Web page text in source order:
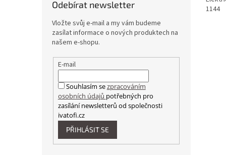
Odebírat newsletter
Vložte svůj e-mail a my vám budeme
zasílat informace o nových produktech na
našem e-shopu.
E-mail
Souhlasím sezpracováním
osobních údajů potřebných pro
zasílání newsletterů od společnosti
ivatofi.cz
PŘIHLÁSIT SE
1144